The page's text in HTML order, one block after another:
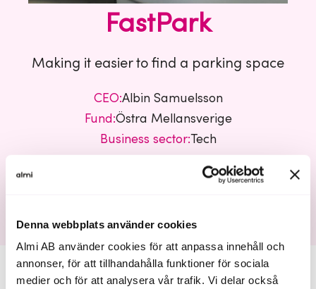
Denna webbplats använder cookies
Almi AB använder cookies för att anpassa innehåll och
annonser, för att tillhandahålla funktioner för sociala
medier och för att analysera vår trafik. Vi delar också
FastPark
Making it easier to find a parking space
CEO:Albin Samuelsson
Fund:Östra Mellansverige
Business sector:Tech